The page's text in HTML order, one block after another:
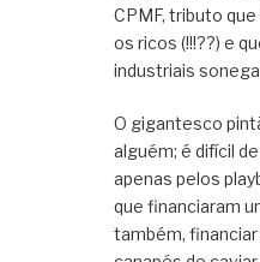
CPMF, tributo
os ricos (!!!??) e
industriais
O gigantesco
alguém; é difícil
apenas pelos
que financiaram
também,